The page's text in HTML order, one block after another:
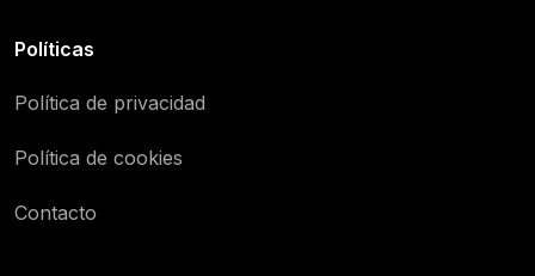
Políticas
Política de privacidad
Política de cookies
Contacto